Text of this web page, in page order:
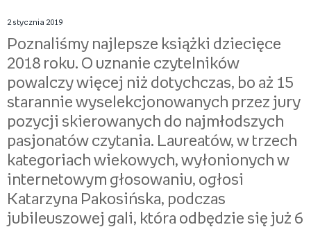
2 stycznia 2019
Poznaliśmy najlepsze książki dziecięce
2018 roku. O uznanie czytelników
powalczy więcej niż dotychczas, bo aż 15
starannie wyselekcjonowanych przez jury
pozycji skierowanych do najmłodszych
pasjonatów czytania. Laureatów, w trzech
kategoriach wiekowych, wyłonionych w
internetowym głosowaniu, ogłosi
Katarzyna Pakosińska, podczas
jubileuszowej gali, która odbędzie się już 6